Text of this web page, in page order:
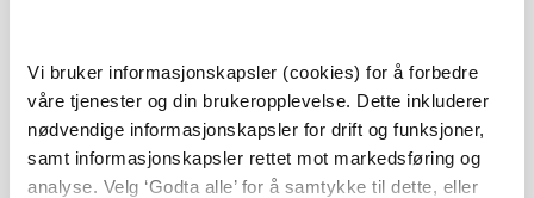
Vi bruker informasjonskapsler (cookies) for å forbedre
våre tjenester og din brukeropplevelse. Dette inkluderer
nødvendige informasjonskapsler for drift og funksjoner,
samt informasjonskapsler rettet mot markedsføring og
analyse. Velg ‘Godta alle’ for å samtykke til dette, eller
kan ektefellen arve alt. Arven kan også økes og
begrenses i et testament.
For samboere gjelder det litt andre regler.
Her kan du
lese mer om hvordan samboere arver hverandre.